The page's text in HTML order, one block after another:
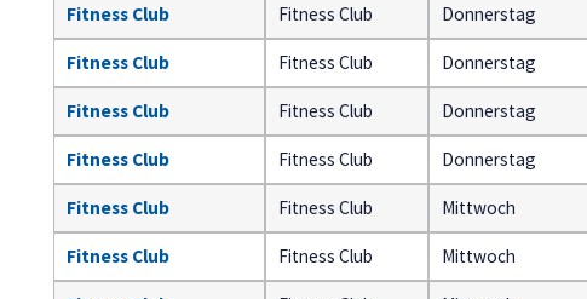
Fitness Club Fitness Club Donnerstag
Fitness Club Fitness Club Donnerstag
Fitness Club Fitness Club Donnerstag
Fitness Club Fitness Club Donnerstag
Fitness Club Fitness Club Mittwoch
Fitness Club Fitness Club Mittwoch